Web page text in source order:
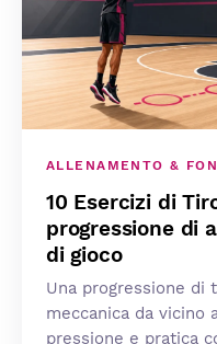
ALLENAMENTO &
10 Esercizi di
progressione di
di gioco
Una progressione di
meccanica da vicino
pressione e pratica